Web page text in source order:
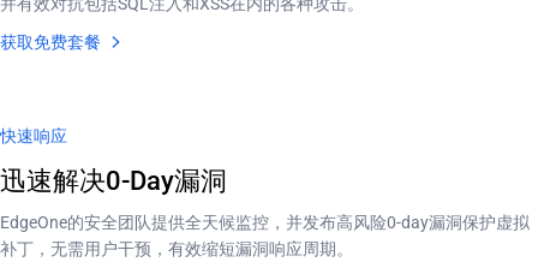
获取免费套餐
快速响应
迅速解决0-Day漏洞
EdgeOne的安全团队提供全天候监控，并发布高风险0-day漏洞保护虚拟
补丁，无需用户干预，有效缩短漏洞响应周期。